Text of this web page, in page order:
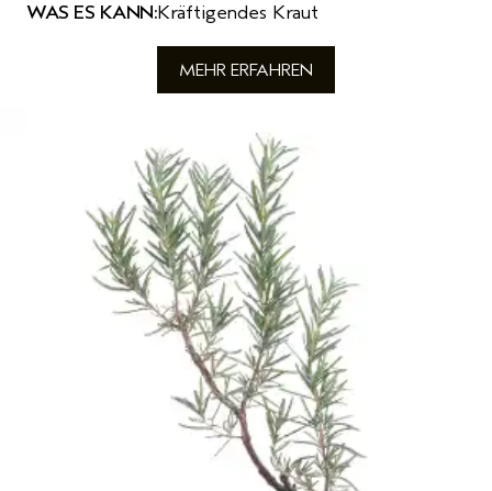
WAS ES KANN:Kräftigendes Kraut
MEHR ERFAHREN